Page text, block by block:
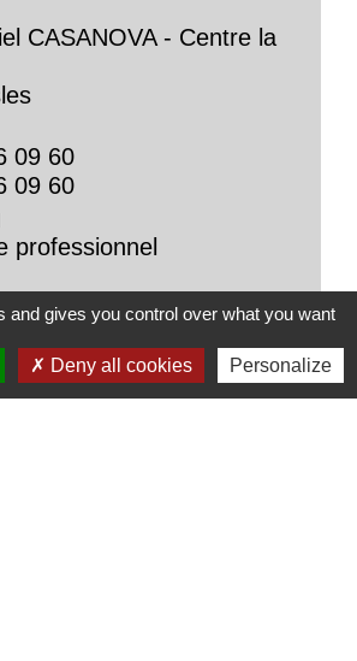
CASANOVA - Centre la
09 60
09 60
professionnel
and gives you control over what you want
Deny all cookies Personalize